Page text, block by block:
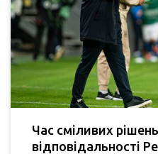
Час сміливих
відповідальності